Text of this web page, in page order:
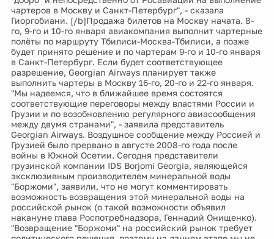
чартеров в Москву и Санкт-Петербург", - сказала
Гиоргобиани. [/b]Продажа билетов на Москву начата. 8-
го, 9-го и 10-го января авиакомпания выполнит чартерные
полёты по маршруту Тбилиси-Москва-Тбилиси, а позже
будет принято решение и по чартерам 9-го и 10-го января
в Санкт-Петербург. Если будет соответствующее
разрешение, Georgian Airways планирует также
выполнить чартеры в Москву 16-го, 20-го и 22-го января.
"Мы надеемся, что в ближайшее время состоятся
соответствующие переговоры между властями России и
Грузии и по возобновлению регулярного авиасообщения
между двумя странами", - заявила представитель
Georgian Airways. Воздушное сообщение между Россией и
Грузией было прервано в августе 2008-го года после
войны в Южной Осетии. Сегодня представители
грузинской компании IDS Borjomi Georgia, являющейся
эксклюзивным производителем минеральной воды
"Боржоми", заявили, что не могут комментировать
возможность возвращения этой минеральной воды на
российской рынок (о такой возможности объявил
накануне глава Роспотребнадзора, Геннадий Онищенко).
"Возвращение "Боржоми" на российский рынок требует